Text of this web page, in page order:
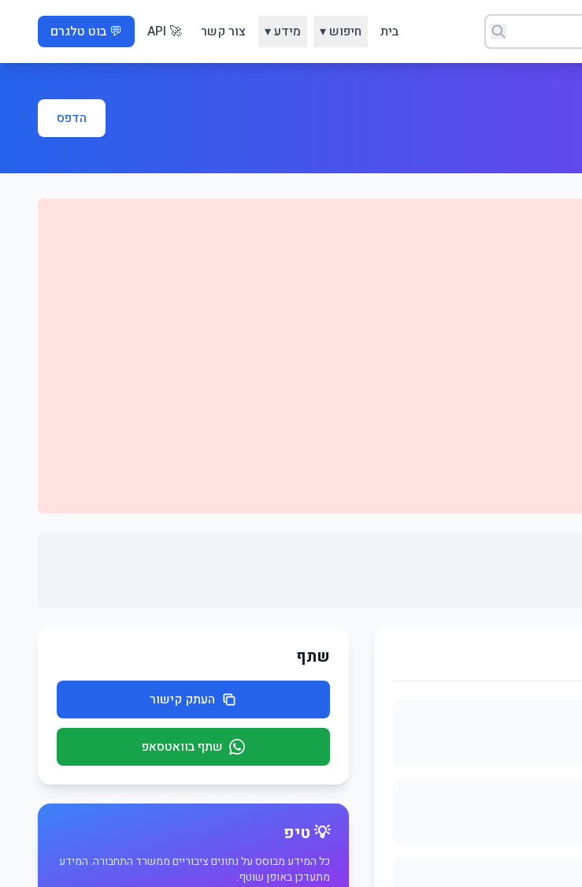
בית חיפוש ▾ מידע ▾ צור קשר 🚀 API 💬 בוט טלגרם
הדפס
שתף
העתק קישור
שתף בוואטסאפ
💡 טיפ
כל המידע מבוסס על נתונים ציבוריים ממשרד התחבורה. המידע
מתעדכן באופן שוטף.